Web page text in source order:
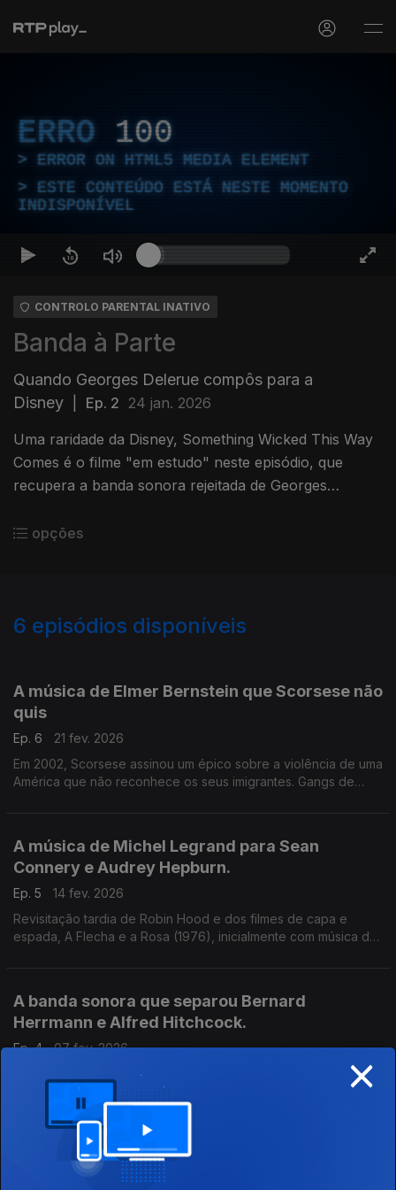
ERRO 100
ERROR ON HTML5 MEDIA ELEMENT
ESTE CONTEÚDO ESTÁ NESTE MOMENTO
INDISPONÍVEL
CONTROLO PARENTAL INATIVO
Banda à Parte
Quando Georges Delerue compôs para a
Disney
Ep. 2 24 jan. 2026
Uma raridade da Disney, Something Wicked This Way
Comes é o filme "em estudo" neste episódio, que
recupera a banda sonora rejeitada de Georges
Alves de Sousa.
opções
6 episódios disponíveis
A música de Elmer Bernstein que Scorsese não
quis
Ep. 6
21 fev. 2026
Em 2002, Scorsese assinou um épico sobre a violência de uma
América que não reconhece os seus imigrantes. Gangs de
A música de Michel Legrand para Sean
Connery e Audrey Hepburn.
Ep. 5
14 fev. 2026
Revisitação tardia de Robin Hood e dos filmes de capa e
espada, A Flecha e a Rosa (1976), inicialmente com música de
A banda sonora que separou Bernard
Herrmann e Alfred Hitchcock.
Ep. 4
07 fev. 2026
Outro caso exemplar da história das relações artísticas, a
banda sonora de Bernard Herrmann para Cortina Rasgada
(1966) marcou o fim da dupla com Hitchcock. O convidado é o
pianista e compositor Filipe Raposo.
A banda sonora maldita de Lalo Schifrin
×